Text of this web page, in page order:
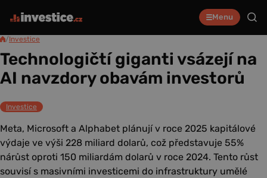
Menu
/Investice
Technologičtí giganti vsázejí na
AI navzdory obavám investorů
Investice
Meta, Microsoft a Alphabet plánují v roce 2025 kapitálové
výdaje ve výši 228 miliard dolarů, což představuje 55%
nárůst oproti 150 miliardám dolarů v roce 2024. Tento růst
souvisí s masivními investicemi do infrastruktury umělé